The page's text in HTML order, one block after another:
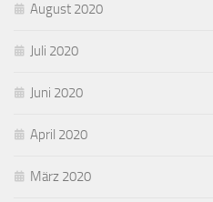
August 2020
Juli 2020
Juni 2020
April 2020
März 2020